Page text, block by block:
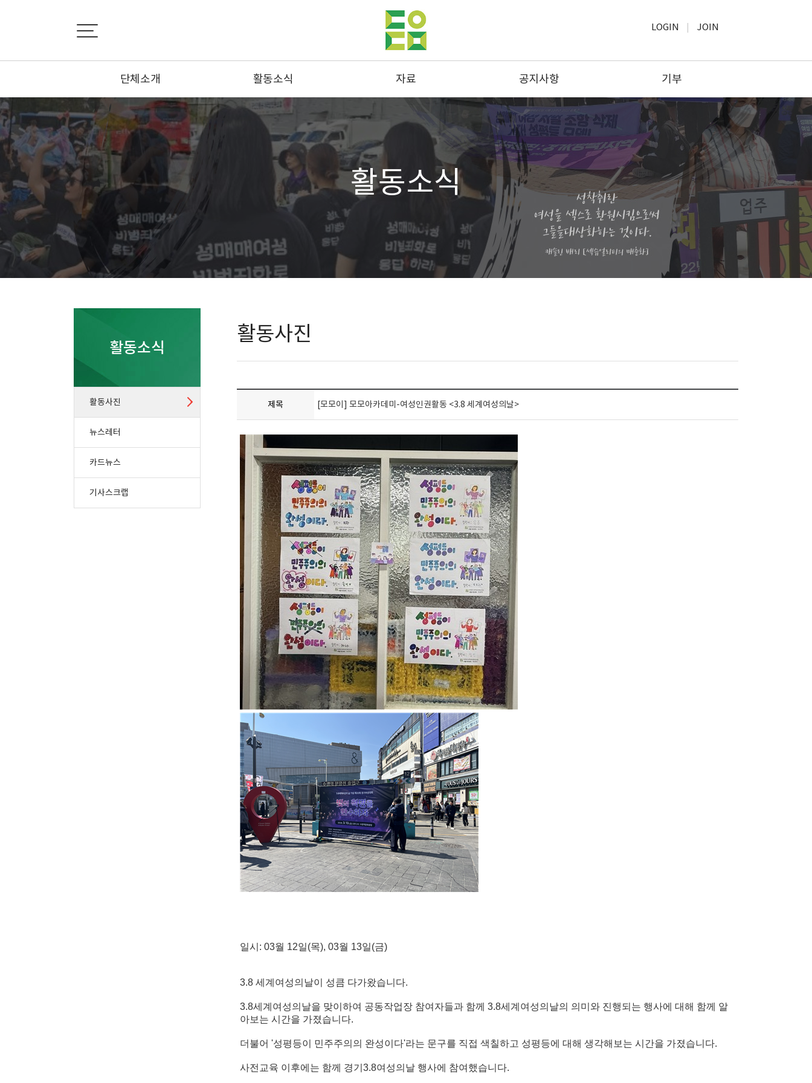
LOGIN JOIN
단체소개
설립취지서
비전선언문
오시는 길
활동소식
활동사진
뉴스레터
카드뉴스
기사스크랩
자료
성명 및 연명
공지사항
공지사항
결산보고
채용공고
기부
모금윤리
기부하기
활동소식
활동소식
활동사진
뉴스레터
카드뉴스
기사스크랩
활동사진
제목 [모모이] 모모아카데미-여성인권활동 <3.8 세계여성의날>
일시: 03월 12일(목), 03월 13일(금)
3.8 세계여성의날이 성큼 다가왔습니다.
3.8세계여성의날을 맞이하여 공동작업장 참여자들과 함께 3.8세계여성의날의 의미와 진행되는 행사에 대해 함께 알
아보는 시간을 가졌습니다.
더불어 '성평등이 민주주의의 완성이다'라는 문구를 직접 색칠하고 성평등에 대해 생각해보는 시간을 가졌습니다.
사전교육 이후에는 함께 경기3.8여성의날 행사에 참여했습니다.